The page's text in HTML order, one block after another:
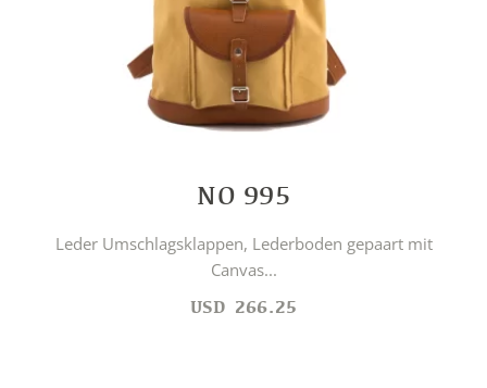
NO 995
Leder Umschlagsklappen, Lederboden gepaart mit
Canvas...
USD 266.25